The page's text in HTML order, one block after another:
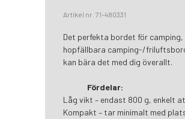
Artikel nr. 71-480331
Det perfekta bordet för
hopfällbara camping-/
kan bära det med dig överallt.
Fördelar:
Låg vikt – endast 800 g, enkelt
Kompakt – tar minimalt med